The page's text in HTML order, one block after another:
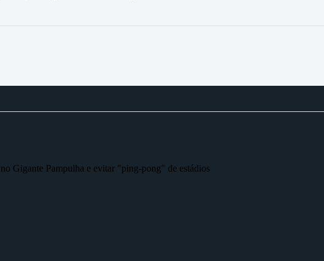
Gigante Pampulha e evitar "ping-pong" de estádios